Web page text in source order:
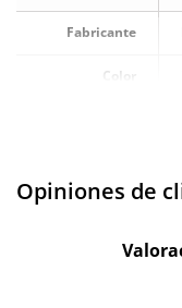
Fabricante
Color
insertable
Opiniones de